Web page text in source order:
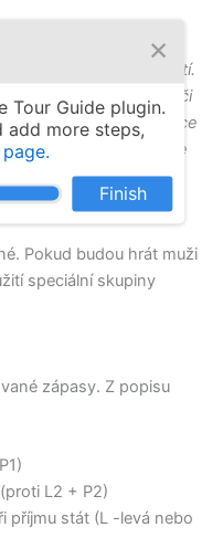
rodiče hrajících dětí.
do dvojice 2 hráči
zajistí se vždy dvojice
skupině nemůže
vyhlášen rodič, ale
Pokud budou hrát muži
speciální skupiny
zápasy. Z popisu
L2 + P2)
příjmu stát (L -levá nebo
×
Tour Guide plugin.
add more steps,
Finish